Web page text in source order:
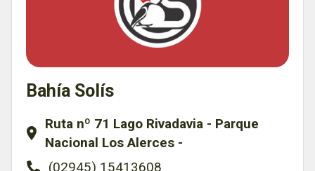
Bahía Solís
Ruta nº 71 Lago Rivadavia - Parque
Nacional Los Alerces -
(02945) 15413608